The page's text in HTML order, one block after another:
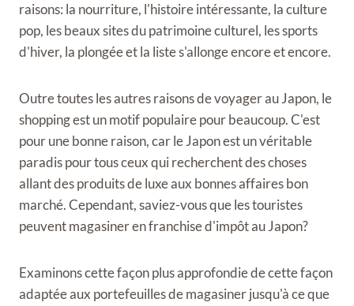
raisons: la nourriture, l'histoire intéressante, la culture
pop, les beaux sites du patrimoine culturel, les sports
d'hiver, la plongée et la liste s'allonge encore et encore.
Outre toutes les autres raisons de voyager au Japon, le
shopping est un motif populaire pour beaucoup. C'est
pour une bonne raison, car le Japon est un véritable
paradis pour tous ceux qui recherchent des choses
allant des produits de luxe aux bonnes affaires bon
marché. Cependant, saviez-vous que les touristes
peuvent magasiner en franchise d'impôt au Japon?
Examinons cette façon plus approfondie de cette façon
adaptée aux portefeuilles de magasiner jusqu'à ce que